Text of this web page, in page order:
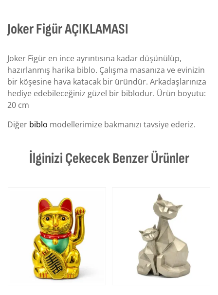
Joker Figür AÇIKLAMASI
Joker Figür en ince ayrıntısına kadar düşünülüp,
hazırlanmış harika biblo. Çalışma masanıza ve evinizin
bir köşesine hava katacak bir üründür. Arkadaşlarınıza
hediye edebileceğiniz güzel bir biblodur. Ürün boyutu:
20 cm
Diğer biblo modellerimize bakmanızı tavsiye ederiz.
İlginizi Çekecek Benzer Ürünler